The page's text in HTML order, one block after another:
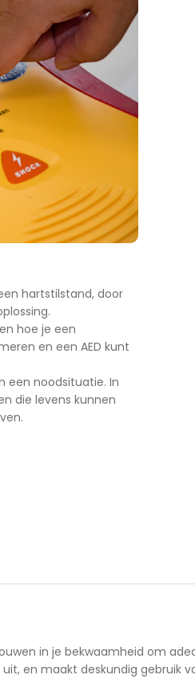
hartstilstand, door
hoe je een
en een AED kunt
een noodsituatie. In
die levens kunnen
in je bekwaamheid om
en maakt deskundig gebruik